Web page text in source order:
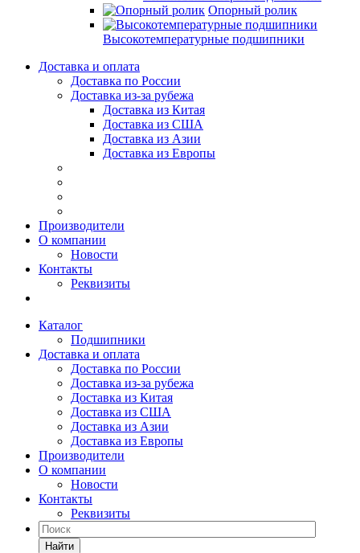
Опорный ролик
Высокотемпературные подшипники
Доставка и оплата
Доставка по России
Доставка из-за рубежа
Доставка из Китая
Доставка из США
Доставка из Азии
Доставка из Европы
Производители
О компании
Новости
Контакты
Реквизиты
Каталог
Подшипники
Доставка и оплата
Доставка по России
Доставка из-за рубежа
Доставка из Китая
Доставка из США
Доставка из Азии
Доставка из Европы
Производители
О компании
Новости
Контакты
Реквизиты
Найти